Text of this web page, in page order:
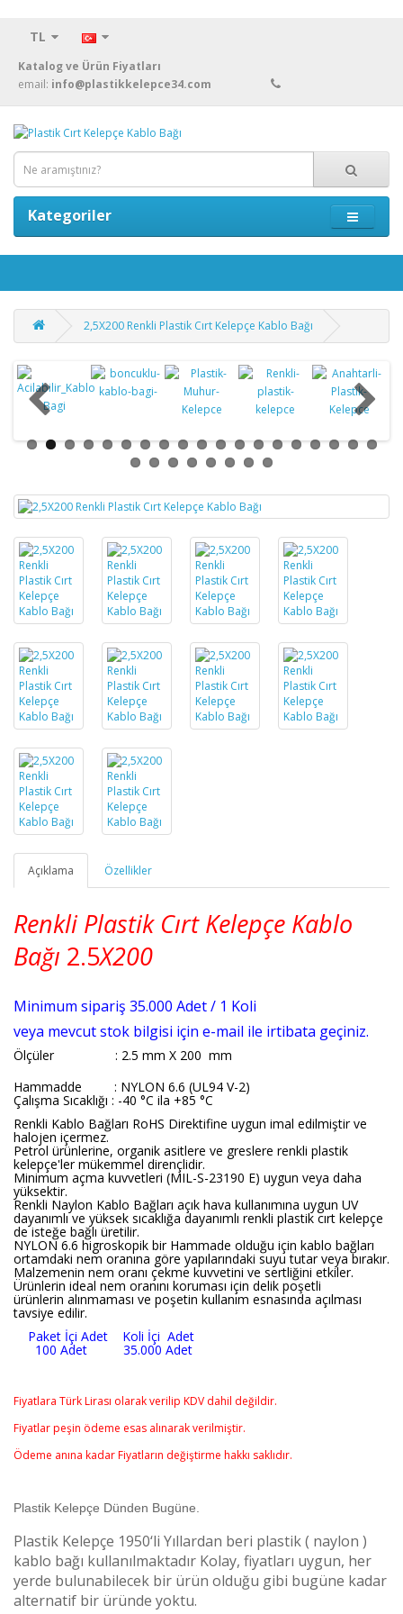
TL
Katalog ve Ürün Fiyatları
email: info@plastikkelepce34.com
Kategoriler
2,5X200 Renkli Plastik Cırt Kelepçe Kablo Bağı
Açıklama Özellikler
Renkli Plastik Cırt Kelepçe Kablo
Bağı 2.5X200
Minimum sipariş 35.000 Adet / 1 Koli
veya mevcut stok bilgisi için e-mail ile irtibata geçiniz.
Ölçüler
: 2.5 mm X 200 mm
Hammadde : NYLON 6.6 (UL94 V-2)
Çalışma Sıcaklığı : -40 °C ila +85 °C
Renkli Kablo Bağları RoHS Direktifine uygun imal edilmiştir ve
halojen içermez.
Petrol ürünlerine, organik asitlere ve greslere renkli plastik
kelepçe'ler mükemmel dirençlidir.
Minimum açma kuvvetleri (MIL-S-23190 E) uygun veya daha
yüksektir.
Renkli Naylon Kablo Bağları açık hava kullanımına uygun UV
dayanımlı ve yüksek sıcaklığa dayanımlı renkli plastik cırt kelepçe
de isteğe bağlı üretilir.
NYLON 6.6 higroskopik bir Hammade olduğu için kablo bağları
ortamdaki nem oranına göre yapılarındaki suyu tutar veya bırakır.
Malzemenin nem oranı çekme kuvvetini ve sertliğini etkiler.
Ürünlerin ideal nem oranını koruması için delik poşetli
ürünlerin alınmaması ve poşetin kullanım esnasında açılması
tavsiye edilir.
Paket İçi Adet Koli İçi Adet
100 Adet 35.000 Adet
Fiyatlara Türk Lirası olarak verilip KDV dahil değildir.
Fiyatlar peşin ödeme esas alınarak verilmiştir.
Ödeme anına kadar Fiyatların değiştirme hakkı saklıdır.
Plastik Kelepçe Dünden Bugüne.
Plastik Kelepçe 1950‘li Yıllardan beri plastik ( naylon )
kablo bağı kullanılmaktadır Kolay, fiyatları uygun, her
yerde bulunabilecek bir ürün olduğu gibi bugüne kadar
alternatif bir üründe yoktu.